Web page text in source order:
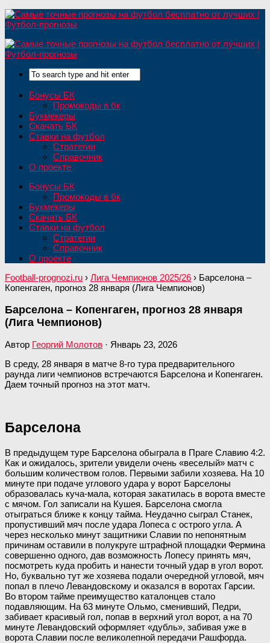
Бонусы БК
Промокоды в бк
Букмекеры
Скачать БК
Ставки на футбол
Стратегии
Справочник
О проекте
Бонусы БК
Промокоды в бк
Букмекеры
Скачать БК
Ставки на футбол
Стратегии
Справочник
О проекте
Football-prognozi.ru › Лига Чемпионов 2025/26 › Барселона –
Копенгаген, прогноз 28 января (Лига Чемпионов)
Барселона – Копенгаген, прогноз 28 января
(Лига Чемпионов)
Автор Георгий Молотов · Январь 23, 2026
В среду, 28 января в матче 8-го тура предварительного
раунда лиги чемпионов встречаются Барселона и Копенгаген.
Даем точный прогноз на этот матч.
Барселона
В предыдущем туре Барселона обыграла в Праге Славию 4:2.
Как и ожидалось, зрители увидели очень «веселый» матч с
большим количеством голов. Первыми забили хозяева. На 10
минуте при подаче углового удара у ворот Барселоны
образовалась куча-мала, которая закатилась в ворота вместе
с мячом. Гол записали на Кушея. Барселона смогла
отыграться ближе к концу тайма. Неудачно сыграл Станек,
пропустивший мяч после удара Лопеса с острого угла. А
через несколько минут защитники Славии по непонятным
причинам оставили в полукруге штрафной площадки Фермина
совершенно одного, дав возможность Лопесу принять мяч,
посмотреть куда пробить и нанести точный удар в угол ворот.
Но, буквально тут же хозяева подали очередной угловой, мяч
попал в плечо Левандовскому и оказался в воротах Гарсии.
Во втором тайме преимущество каталонцев стало
подавляющим. На 63 минуте Ольмо, сменивший, Педри,
забивает красивый гол, попав в верхний угол ворот, а на 70
минуте Левандовский оформляет «дубль», забивая уже в
ворота Славии после великолепной передачи Рашфорда.